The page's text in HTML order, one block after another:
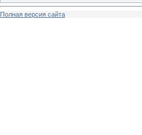
Полная версия сайта